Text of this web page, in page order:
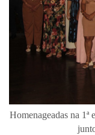
Homenageadas na